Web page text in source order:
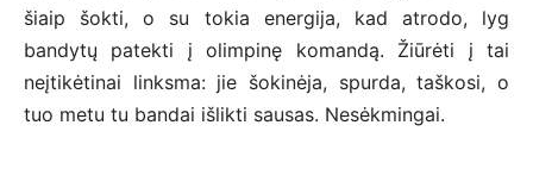
šiaip šokti, o su tokia energija, kad atrodo, lyg
bandytų patekti į olimpinę komandą. Žiūrėti į tai
neįtikėtinai linksma: jie šokinėja, spurda, taškosi, o
tuo metu tu bandai išlikti sausas. Nesėkmingai.